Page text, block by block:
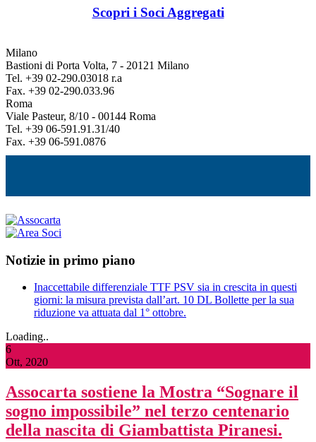
Scopri i Soci Aggregati
Milano
Bastioni di Porta Volta, 7 - 20121 Milano
Tel. +39 02-290.03018 r.a
Fax. +39 02-290.033.96
Roma
Viale Pasteur, 8/10 - 00144 Roma
Tel. +39 06-591.91.31/40
Fax. +39 06-591.0876
Notizie in primo piano
Inaccettabile differenziale TTF PSV sia in crescita in questi
giorni: la misura prevista dall’art. 10 DL Bollette per la sua
riduzione va attuata dal 1° ottobre.
Loading..
6
Ott, 2020
Assocarta sostiene la Mostra “Sognare il
sogno impossibile” nel terzo centenario
della nascita di Giambattista Piranesi.